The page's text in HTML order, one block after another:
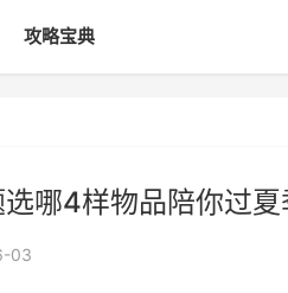
攻略宝典
哪4样物品陪你过
03